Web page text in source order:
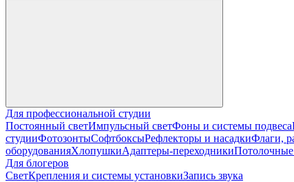
Для профессиональной студии
Постоянный светИмпульсный светФоны и системы подвеса
студииФотозонтыСофтбоксыРефлекторы и насадкиФлаги,
оборудованияХлопушкиАдаптеры-переходники
Для блогеров
СветКрепления и системы установкиЗапись звука